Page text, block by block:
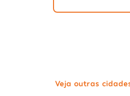
Veja outras